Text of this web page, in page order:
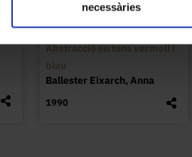
necessàries
Abstracció en tons vermell i
blau
Ballester Eixarch, Anna
1990